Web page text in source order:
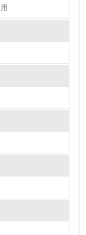
動に活